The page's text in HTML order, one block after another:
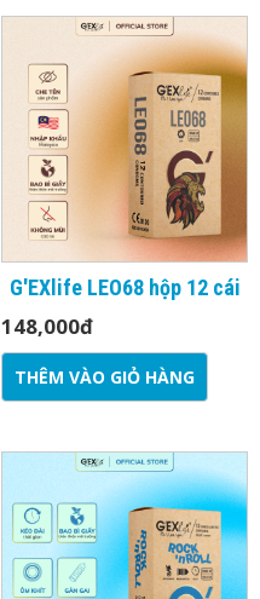
G'EXlife LEO68 hộp 12 cái
148,000đ
THÊM VÀO GIỎ HÀNG